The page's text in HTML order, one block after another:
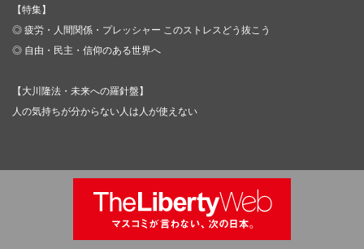
【特集】
◎ 疲労・人間関係・プレッシャー このストレスどう抜こう
◎ 自由・民主・信仰のある世界へ
【大川隆法・未来への羅針盤】
人の気持ちが分からない人は人が使えない